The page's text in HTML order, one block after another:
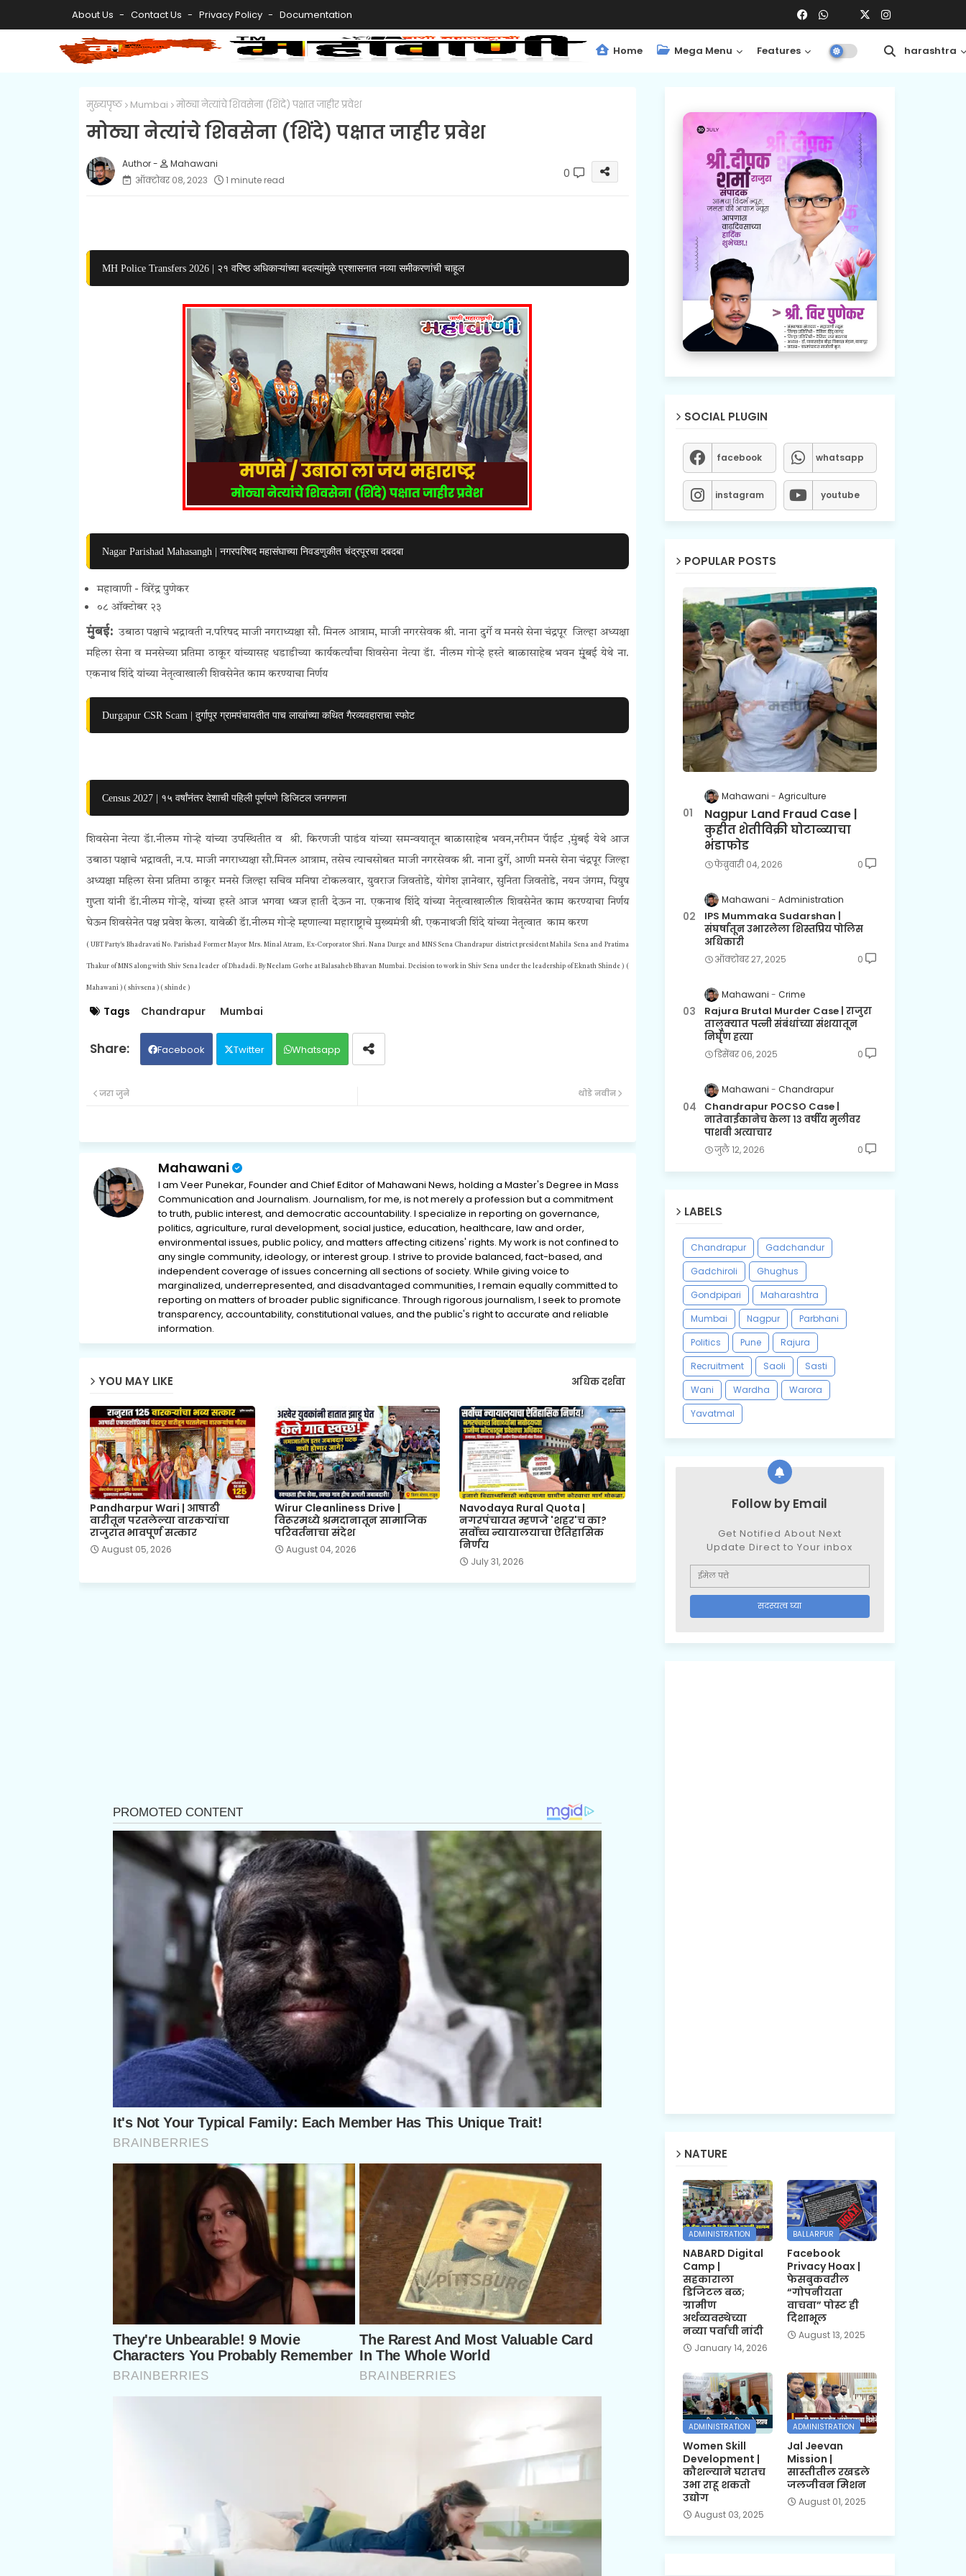
About Us Contact Us Privacy Policy Documentation
Home Mega Menu Features Central Maharashtra
मुख्यपृष्ठ Mumbai मोठ्या नेत्यांचे शिवसेना (शिंदे) पक्षात जाहीर प्रवेश
मोठ्या नेत्यांचे शिवसेना (शिंदे) पक्षात जाहीर प्रवेश
Mahawani
ऑक्टोबर ०८, २०२३
1 minute read 0
MH Police Transfers 2026 | २१ वरिष्ठ अधिकाऱ्यांच्या बदल्यांमुळे प्रशासनात नव्या समीकरणांची चाहूल
Nagar Parishad Mahasangh | नगरपरिषद महासंघाच्या निवडणुकीत चंद्रपूरचा दबदबा
महावाणी - विरेंद्र पुणेकर
०८ ऑक्टोबर २३
मुंबई: उबाठा पक्षाचे भद्रावती न.परिषद माजी नगराध्यक्षा सौ. मिनल आत्राम, माजी नगरसेवक श्री. नाना दुर्गे व मनसे सेना चंद्रपूर जिल्हा अध्यक्षा
महिला सेना व मनसेच्या प्रतिमा ठाकूर यांच्यासह धडाडीच्या कार्यकर्त्यांचा शिवसेना नेत्या डॅा. नीलम गोऱ्हे हस्ते बाळासाहेब भवन मु्ंबई येथे ना.
एकनाथ शिंदे यांच्या नेतृत्वाखाली शिवसेनेत काम करण्याचा निर्णय
Durgapur CSR Scam | दुर्गापूर ग्रामपंचायतीत पाच लाखांच्या कथित गैरव्यवहाराचा स्फोट
Census 2027 | १५ वर्षांनंतर देशाची पहिली पूर्णपणे डिजिटल जनगणना
शिवसेना नेत्या डॅा.नीलम गोऱ्हे यांच्या उपस्थितीत व श्री. किरणजी पाडंव यांच्या समन्वयातून बाळासाहेब भवन,नरीमन पॅाईट ,मुंबई येथे आज
उबाठा पक्षाचे भद्रावती, न.प. माजी नगराध्यक्षा सौ.मिनल आत्राम, तसेच त्याचसोबत माजी नगरसेवक श्री. नाना दुर्गे, आणी मनसे सेना चंद्रपूर जिल्हा
अध्यक्षा महिला सेना प्रतिमा ठाकूर मनसे जिल्हा सचिव मनिषा टोकलवार, युवराज जिवतोडे, योगेश ज्ञानेवार, सुनिता जिवतोडे, नयन जंगम, पियुष
गुप्ता यांनी डॅा.नीलम गोऱ्हे, यांच्या हस्ते आज भगवा ध्वज हाती देऊन ना. एकनाथ शिंदे यांच्या नेतृत्वाखालील शिवसेनेत काम करण्याचा निर्णय
घेऊन शिवसेनेत पक्ष प्रवेश केला. यावेळी डॅा.नीलम गोऱ्हे म्हणाल्या महाराष्ट्राचे मुख्यमंत्री श्री. एकनाथजी शिंदे यांच्या नेतृत्वात काम करण
( UBTParty's Bhadravati No. Parishad Former Mayor Mrs. Minal Atram, Ex-Corporator Shri. Nana Durge and MNS Sena Chandrapur district president Mahila Sena and Pratima
Thakur of MNS along with Shiv Sena leader of Dhadadi. By Neelam Gorhe at Balasaheb Bhavan Mumbai. Decision to work in Shiv Sena under the leadership of Eknath Shinde ) (
Mahawani ) ( shivsena ) ( shinde )
Tags Chandrapur Mumbai
Facebook Twitter Whatsapp
थोडे नवीन
जरा जुने
Mahawani
I am Veer Punekar, Founder and Chief Editor of Mahawani News, holding a Master's Degree in Mass
Communication and Journalism. Journalism, for me, is not merely a profession but a commitment
to truth, public interest, and democratic accountability. I specialize in reporting on governance,
politics, agriculture, rural development, social justice, education, healthcare, law and order,
environmental issues, public policy, and matters affecting citizens' rights. My work is not confined to
any single community, ideology, or interest group. I strive to provide balanced, fact-based, and
independent coverage of issues concerning all sections of society. While giving voice to
marginalized, underrepresented, and disadvantaged communities, I remain equally committed to
reporting on matters of broader public significance. Through rigorous journalism, I seek to promote
transparency, accountability, constitutional values, and the public's right to accurate and reliable
information.
YOU MAY LIKE अधिक दर्शवा
Pandharpur Wari | आषाढी
वारीतून परतलेल्या वारकऱ्यांचा
राजुरात भावपूर्ण सत्कार
August 05, 2026
Wirur Cleanliness Drive |
विरूरमध्ये श्रमदानातून सामाजिक
परिवर्तनाचा संदेश
August 04, 2026
Navodaya Rural Quota |
नगरपंचायत म्हणजे 'शहर'च का?
सर्वोच्च न्यायालयाचा ऐतिहासिक
निर्णय
July 31, 2026
SOCIAL PLUGIN
facebook whatsapp
instagram youtube
POPULAR POSTS
Mahawani Agriculture
Nagpur Land Fraud Case |
कुहीत शेतीविक्री घोटाळ्याचा
भंडाफोड
फेब्रुवारी ०४, २०२६ 0
Mahawani Administration
IPS Mummaka Sudarshan |
संघर्षातून उभारलेला शिस्तप्रिय पोलिस
अधिकारी
ऑक्टोबर २७, २०२५ 0
Mahawani Crime
Rajura Brutal Murder Case | राजुरा
तालुक्यात पत्नी संबंधांच्या संशयातून
निर्घृण हत्या
डिसेंबर ०६, २०२५ 0
Mahawani Chandrapur
Chandrapur POCSO Case |
नातेवाईकानेच केला १३ वर्षीय मुलीवर
पाशवी अत्याचार
जुलै १२, २०२६ 0
LABELS
Chandrapur
Gadchandur
Gadchiroli
Ghughus
Gondpipari
Maharashtra
Mumbai
Nagpur
Parbhani
Politics
Pune
Rajura
Recruitment
Saoli
Sasti
Wani
Wardha
Warora
Yavatmal
Follow by Email
Get Notified About Next
Update Direct to Your inbox
NATURE
ADMINISTRATION
NABARD Digital
Camp |
सहकाराला
डिजिटल बळ;
ग्रामीण
अर्थव्यवस्थेच्या
नव्या पर्वाची नांदी
January 14, 2026
BALLARPUR
Facebook
Privacy Hoax |
फेसबुकवरील
“गोपनीयता
वाचवा” पोस्ट ही
दिशाभूल
August 13, 2025
ADMINISTRATION
Women Skill
Development |
कौशल्याने घरातच
उभा राहू शकतो
उद्योग
August 03, 2025
ADMINISTRATION
Jal Jeevan
Mission |
सास्तीतील रखडले
जलजीवन मिशन
August 01, 2025